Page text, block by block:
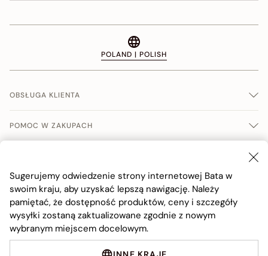
Sugerujemy odwiedzenie strony internetowej Bata w
swoim kraju, aby uzyskać lepszą nawigację. Należy
pamiętać, że dostępność produktów, ceny i szczegóły
wysyłki zostaną zaktualizowane zgodnie z nowym
wybranym miejscem docelowym.
POLAND | POLISH
OBSŁUGA KLIENTA
POMOC W ZAKUPACH
FIRMA